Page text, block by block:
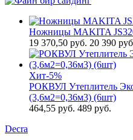
Ножницы MAKITA
19 370,50 руб. 20 390
Хит-5%
РОКВУЛ Утеплитель
(3,6м2=0,36м3) (6шт)
464,55 руб. 489 руб.
Decra